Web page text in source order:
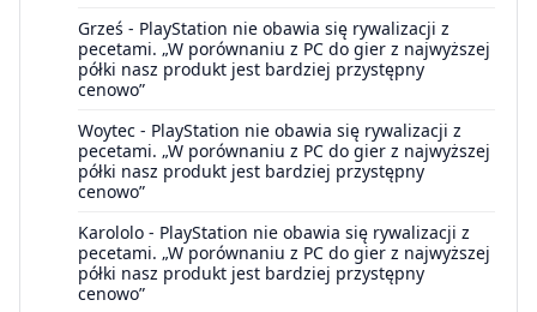
Grześ - PlayStation nie obawia się rywalizacji z
pecetami. „W porównaniu z PC do gier z najwyższej
półki nasz produkt jest bardziej przystępny
cenowo”
Woytec - PlayStation nie obawia się rywalizacji z
pecetami. „W porównaniu z PC do gier z najwyższej
półki nasz produkt jest bardziej przystępny
cenowo”
Karololo - PlayStation nie obawia się rywalizacji z
pecetami. „W porównaniu z PC do gier z najwyższej
półki nasz produkt jest bardziej przystępny
cenowo”